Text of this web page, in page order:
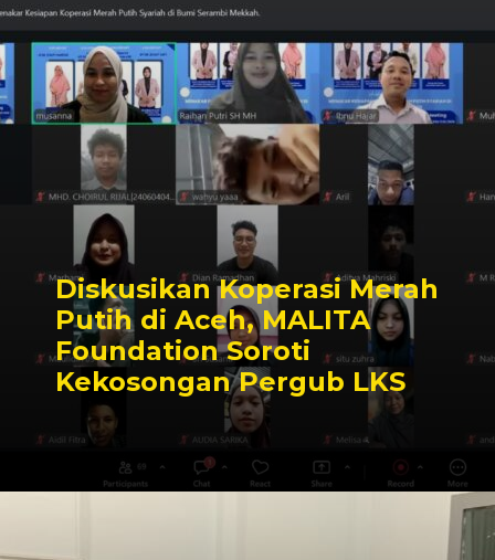
Diskusikan Koperasi Merah
Putih di Aceh, MALITA
Foundation Soroti
Kekosongan Pergub LKS